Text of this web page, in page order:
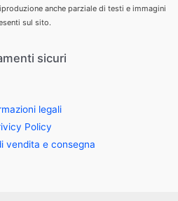
anche parziale di testi e immagini
sul sito.
sicuri
legali
Policy
vendita e consegna